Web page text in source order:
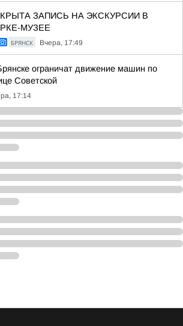
ЗАПИСЬ НА ЭКСКУРСИИ В
МУЗЕЕ
БРЯНСК Вчера, 17:49
ограничат движение машин по
Советской
17:14